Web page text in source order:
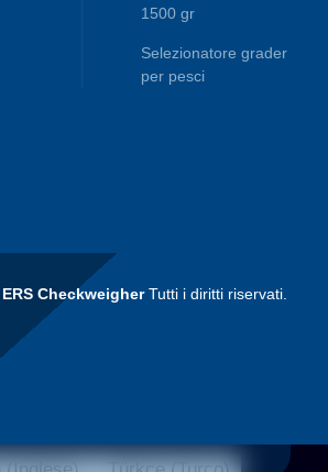
1500 gr
Selezionatore grader
per pesci
ERS CheckweigherTutti i diritti riservati.